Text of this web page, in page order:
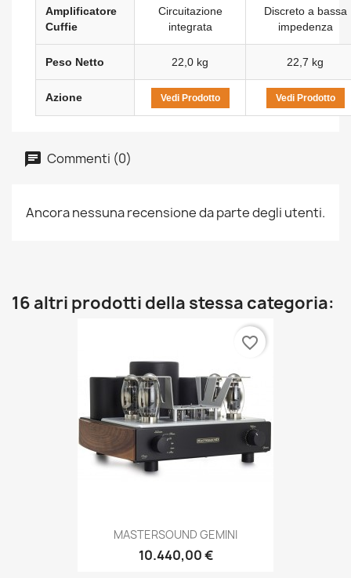
Amplificatore
Cuffie
Circuitazione
integrata
Discreto a bassa
impedenza
Peso Netto 22,0 kg 22,7 kg
Azione Vedi Prodotto Vedi Prodotto
Commenti (0)
Ancora nessuna recensione da parte degli utenti.
16 altri prodotti della stessa categoria:
MASTERSOUND GEMINI
10.440,00 €
favorite_border